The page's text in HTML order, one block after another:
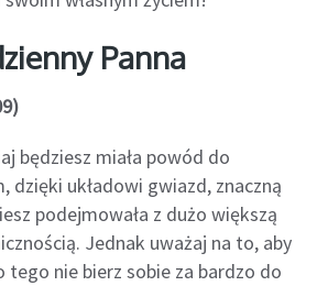
Panna
będziesz miała powód do
dzięki układowi gwiazd, znaczną
podejmowała z dużo większą
Jednak uważaj na to, aby
tego nie bierz sobie za bardzo do